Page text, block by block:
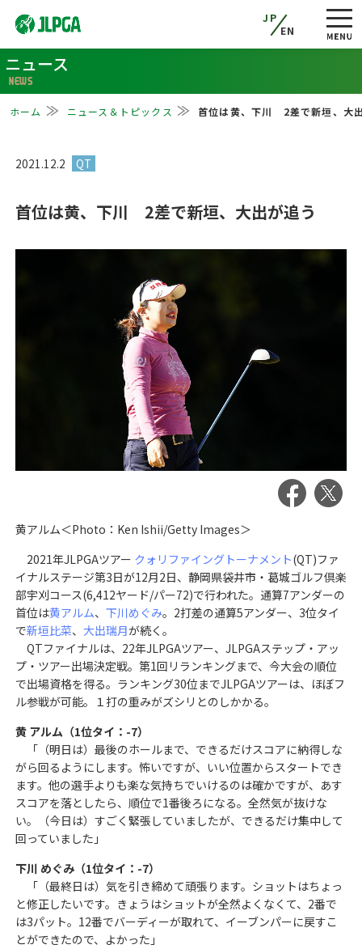
JP
EN
ニュース
NEWS
ホーム ニュース＆トピックス 首位は黄、下川 2差で新垣、大
2021.12.2
首位は黄、下川 2差で新垣、大出が追う
黄アルム＜Photo：Ken Ishii/Getty Images＞
2021年JLPGAツアー クォリファイングトーナメント(QT)ファ
イナルステージ第3日が12月2日、静岡県袋井市・葛城ゴルフ倶楽
部宇刈コース(6,412ヤード/パー72)で行われた。通算7アンダーの
首位は黄アルム、 下川めぐみ。2打差の通算5アンダー、3位タイ
で新垣比菜、 大出瑞月が続く。
QTファイナルは、22年JLPGAツアー、JLPGAステップ・アッ
プ・ツアー出場決定戦。第1回リランキングまで、今大会の順位
で出場資格を得る。ランキング30位までJLPGAツアーは、ほぼフ
ル参戦が可能。１打の重みがズシリとのしかかる。
黄 アルム（1位タイ：-7）
「（明日は）最後のホールまで、できるだけスコアに納得しな
がら回るようにします。怖いですが、いい位置からスタートでき
ます。他の選手よりも楽な気持ちでいけるのは確かですが、あす
スコアを落としたら、順位で1番後ろになる。全然気が抜けな
い。（今日は）すごく緊張していましたが、できるだけ集中して
回っていました」
下川 めぐみ（1位タイ：-7）
「（最終日は）気を引き締めて頑張ります。ショットはちょっ
と修正したいです。きょうはショットが全然よくなくて、2番で
は3パット。12番でバーディーが取れて、イーブンパーに戻すこ
とができたので、よかった」